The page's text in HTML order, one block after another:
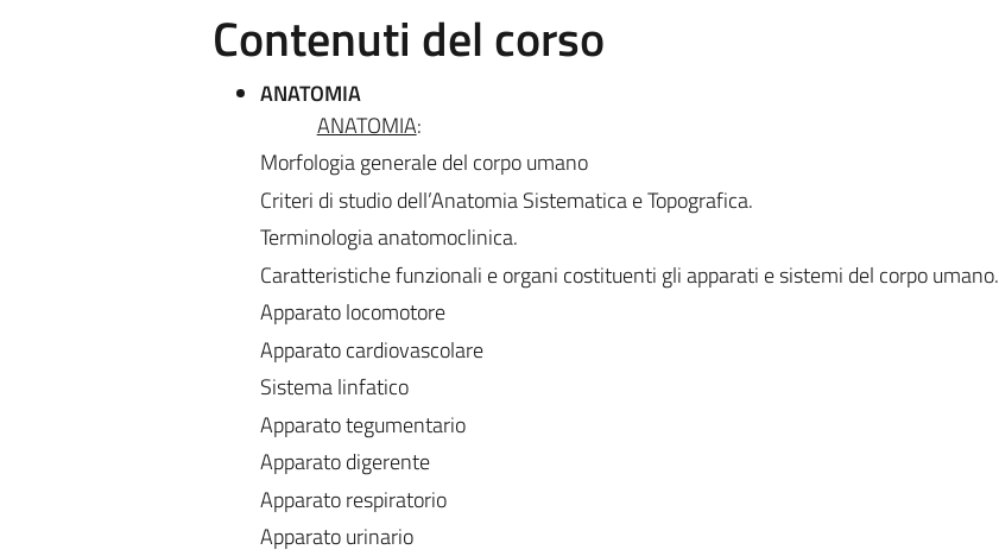
Contenuti del corso
ANATOMIA
ANATOMIA:
Morfologia generale del corpo umano
Criteri di studio dell’Anatomia Sistematica e Topografica.
Terminologia anatomoclinica.
Caratteristiche funzionali e organi costituenti gli apparati e sistemi del corpo umano.
Apparato locomotore
Apparato cardiovascolare
Sistema linfatico
Apparato tegumentario
Apparato digerente
Apparato respiratorio
Apparato urinario